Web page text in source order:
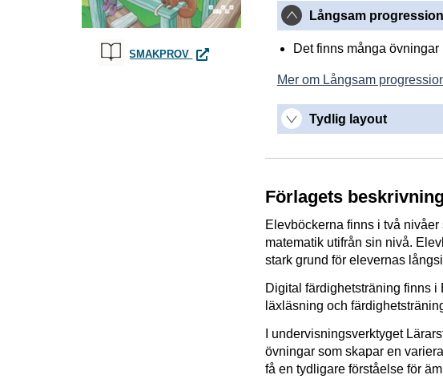
SMAKPROV MILLI MATEMATIK 1A ELEVBOK
Långsam progression
Det finns många övningar
Mer om Långsam
Tydlig layout
Förlagets beskrivning
Elevböckerna finns i två
matematik utifrån sin nivå.
stark grund för elevernas
Digital färdighetsträning finns
läxläsning och
I undervisningsverktyget
övningar som skapar en
få en tydligare förståelse för